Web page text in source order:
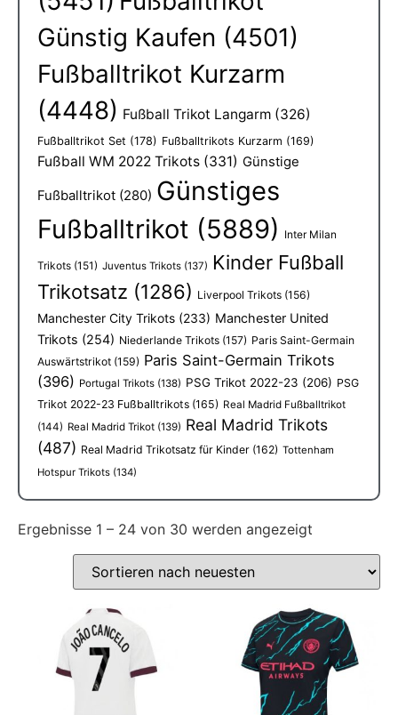
Günstig Kaufen (4501)
Fußballtrikot Kurzarm
(4448) Fußball Trikot Langarm (326)
Fußballtrikot Set (178) Fußballtrikots Kurzarm (169)
Fußball WM 2022 Trikots (331) Günstige
Fußballtrikot (280) Günstiges
Fußballtrikot (5889) Inter Milan
Trikots (151) Juventus Trikots (137) Kinder Fußball
Trikotsatz (1286) Liverpool Trikots (156)
Manchester City Trikots (233) Manchester United
Trikots (254) Niederlande Trikots (157) Paris Saint-Germain
Auswärtstrikot (159) Paris Saint-Germain Trikots
(396) Portugal Trikots (138) PSG Trikot 2022-23 (206) PSG
Trikot 2022-23 Fußballtrikots (165) Real Madrid Fußballtrikot
(144) Real Madrid Trikot (139) Real Madrid Trikots
(487) Real Madrid Trikotsatz für Kinder (162) Tottenham
Hotspur Trikots (134)
Ergebnisse 1 – 24 von 30 werden angezeigt